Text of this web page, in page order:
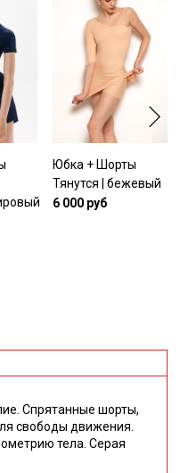
Юбка + Шорты
Тянутся | бежевый
6 000 руб
Спрятанные шорты,
свободы движения.
тела. Серая